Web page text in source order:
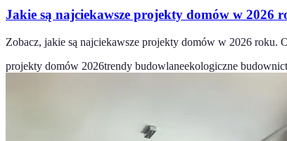
Jakie są najciekawsze projekty domów w 2026
Zobacz, jakie są najciekawsze projekty domów w 2026 roku.
projekty domów 2026trendy budowlaneekologiczne